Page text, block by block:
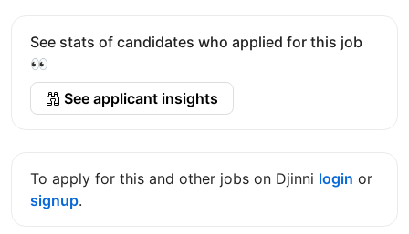
See stats of candidates who applied for this job
👀
See applicant insights
To apply for this and other jobs on Djinni login or
signup.